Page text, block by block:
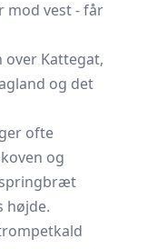
mod vest - får
over Kattegat,
og det
ofte
og
højde.